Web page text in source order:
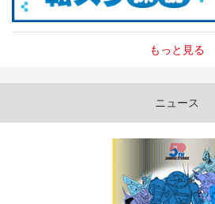
もっと見る
ニュース